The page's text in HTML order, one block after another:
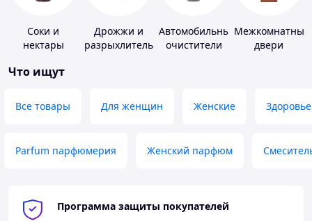
Соки и
нектары
Дрожжи и
разрыхлитель
Автомобильные
очистители
Межкомнатные
двери
Что ищут
Все товары Для женщин Женские Здоровье
Parfum парфюмерия Женский парфюм
Программа защиты покупателей